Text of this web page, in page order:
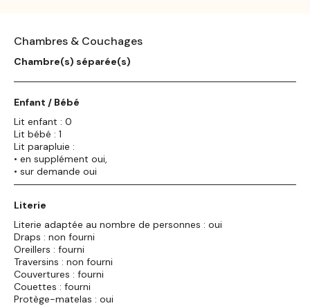
Chambres & Couchages
Chambre(s) séparée(s)
Enfant / Bébé
Lit enfant : 0
Lit bébé : 1
Lit parapluie :
• en supplément oui,
• sur demande oui
Literie
Literie adaptée au nombre de personnes : oui
Draps : non fourni
Oreillers : fourni
Traversins : non fourni
Couvertures : fourni
Couettes : fourni
Protège-matelas : oui